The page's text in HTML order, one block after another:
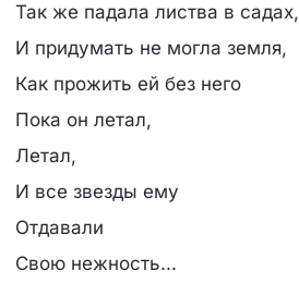
Так же падала листва в садах,
И придумать не могла земля,
Как прожить ей без него
Пока он летал,
Летал,
И все звезды ему
Отдавали
Свою нежность...